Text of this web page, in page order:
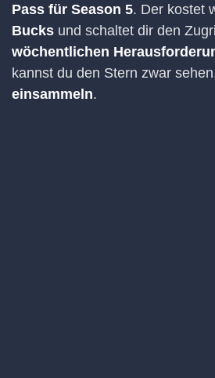
Pass für Season 5. Der kostet
Bucks und schaltet dir den
wöchentlichen
kannst du den Stern zwar
einsammeln.